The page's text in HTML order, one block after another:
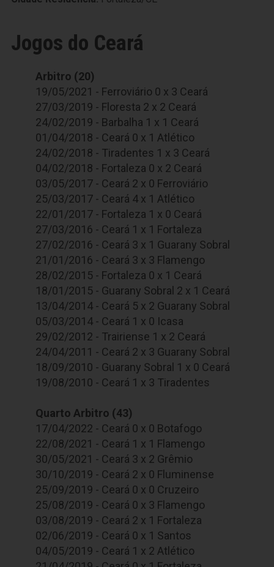
Jogos do Ceará
Arbitro (20)
19/05/2021 - Ferroviário 0 x 3 Ceará
27/03/2019 - Floresta 2 x 2 Ceará
24/02/2019 - Barbalha 1 x 1 Ceará
01/04/2018 - Ceará 0 x 1 Atlético
24/02/2018 - Tiradentes 1 x 3 Ceará
04/02/2018 - Fortaleza 0 x 2 Ceará
03/05/2017 - Ceará 2 x 0 Ferroviário
25/03/2017 - Ceará 4 x 1 Atlético
22/01/2017 - Fortaleza 1 x 0 Ceará
27/03/2016 - Ceará 1 x 1 Fortaleza
27/02/2016 - Ceará 3 x 1 Guarany Sobral
21/01/2016 - Ceará 3 x 3 Flamengo
28/02/2015 - Fortaleza 0 x 1 Ceará
18/01/2015 - Guarany Sobral 2 x 1 Ceará
13/04/2014 - Ceará 5 x 2 Guarany Sobral
05/03/2014 - Ceará 1 x 0 Icasa
29/02/2012 - Trairiense 1 x 2 Ceará
24/04/2011 - Ceará 2 x 3 Guarany Sobral
18/09/2010 - Guarany Sobral 1 x 0 Ceará
19/08/2010 - Ceará 1 x 3 Tiradentes
Quarto Arbitro (43)
17/04/2022 - Ceará 0 x 0 Botafogo
22/08/2021 - Ceará 1 x 1 Flamengo
30/05/2021 - Ceará 3 x 2 Grêmio
30/10/2019 - Ceará 2 x 0 Fluminense
25/09/2019 - Ceará 0 x 0 Cruzeiro
25/08/2019 - Ceará 0 x 3 Flamengo
03/08/2019 - Ceará 2 x 1 Fortaleza
02/06/2019 - Ceará 0 x 1 Santos
04/05/2019 - Ceará 1 x 2 Atlético